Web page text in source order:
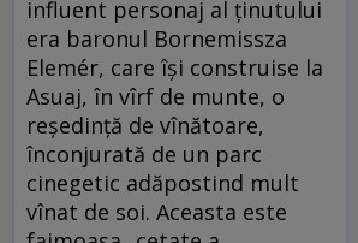
influent personaj al ţinutului
era baronul Bornemissza
Elemér, care îşi construise la
Asuaj, în vîrf de munte, o
reşedinţă de vînătoare,
înconjurată de un parc
cinegetic adăpostind mult
vînat de soi. Aceasta este